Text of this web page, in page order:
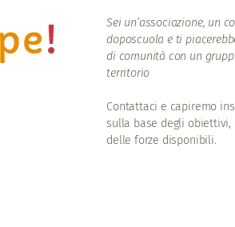
Sei un’associazione, un
doposcuola e ti
di comunità con un
territorio
Contattaci e capiremo
sulla base degli
delle forze disponibili.